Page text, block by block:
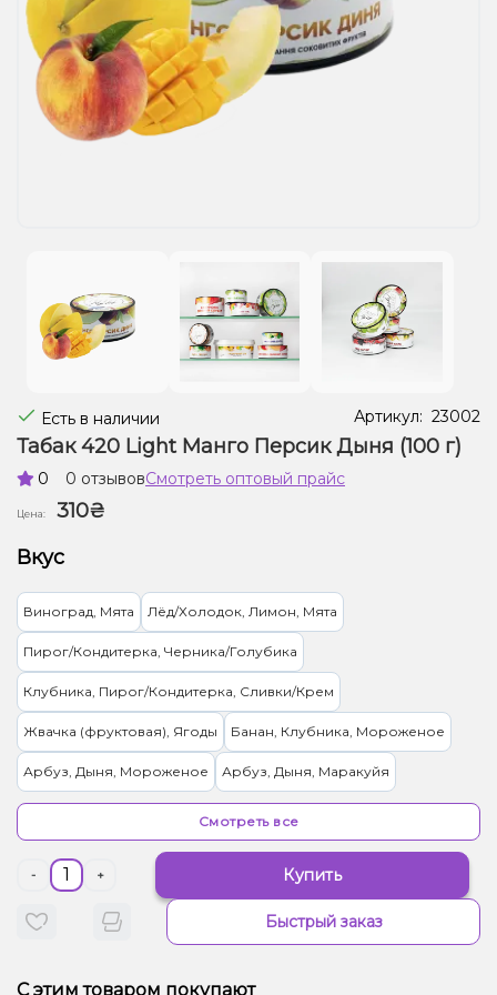
Жидкости для электронных сигарет
Подарочные наборы
Уценка
Есть в наличии Артикул: 23002
Табак 420 Light Манго Персик Дыня (100 г)
0 0 отзывовСмотреть оптовый прайс
Цена:
310₴
Вкус
Виноград, Мята Лёд/Холодок, Лимон, Мята
Пирог/Кондитерка, Черника/Голубика
Клубника, Пирог/Кондитерка, Сливки/Крем
Жвачка (фруктовая), Ягоды Банан, Клубника, Мороженое
Арбуз, Дыня, Мороженое Арбуз, Дыня, Маракуйя
Лёд/Холодок, Яблоко Лимонад, Цитрусы
Киви, Лайм, Мята, Яблоко
Грейпфрут, Клубника, Малина Арахис
Смотреть все
- + Купить
Быстрый заказ
С этим товаром покупают